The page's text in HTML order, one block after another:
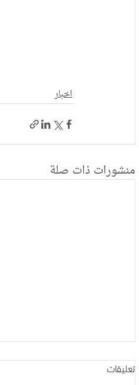
اخبار
منشورات ذات صلة
تعليقات